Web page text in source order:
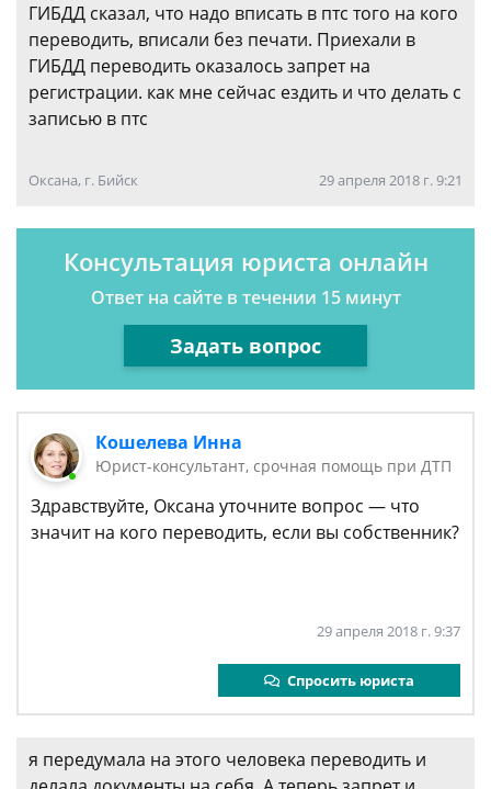
ГИБДД сказал, что надо вписать в птс того на кого
переводить, вписали без печати. Приехали в
ГИБДД переводить оказалось запрет на
регистрации. как мне сейчас ездить и что делать с
записью в птс
Оксана, г. Бийск 29 апреля 2018 г. 9:21
Консультация юриста онлайн
Ответ на сайте в течении 15 минут
Задать вопрос
Кошелева Инна
Юрист-консультант, срочная помощь при ДТП
Здравствуйте, Оксана уточните вопрос — что
значит на кого переводить, если вы собственник?
29 апреля 2018 г. 9:37
Спросить юриста
я передумала на этого человека переводить и